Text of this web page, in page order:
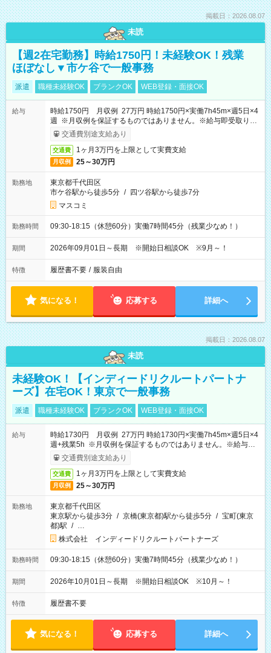
掲載日：2026.08.07
未読
【週2在宅勤務】時給1750円！未経験OK！残業
ほぼなし▼市ケ谷で一般事務
派遣 職種未経験OK ブランクOK WEB登録・面接OK
給与
時給1750円 月収例 27万円 時給1750円×実働7h45m×週5日×4
週 ※月収例を保証するものではありません。※給与即受取りサ
ービス利用可（利用条件有）
交通費別途支給あり
交通費 1ヶ月3万円を上限として実費支給
月収例 25～30万円
勤務地
東京都千代田区
市ケ谷駅から徒歩5分 / 四ツ谷駅から徒歩7分
マスコミ
勤務時間 09:30-18:15（休憩60分）実働7時間45分（残業少なめ！）
期間 2026年09月01日～長期 ※開始日相談OK ※9月～！
特徴 履歴書不要 / 服装自由
気になる！ 応募する 詳細へ
掲載日：2026.08.07
未読
未経験OK！【インディードリクルートパートナ
ーズ】在宅OK！東京で一般事務
派遣 職種未経験OK ブランクOK WEB登録・面接OK
給与
時給1730円 月収例 27万円 時給1730円×実働7h45m×週5日×4
週+残業5h ※月収例を保証するものではありません。※給与即
受取りサービス利用可（利用条件有）
交通費別途支給あり
交通費 1ヶ月3万円を上限として実費支給
月収例 25～30万円
勤務地
東京都千代田区
東京駅から徒歩3分 / 京橋(東京都)駅から徒歩5分 / 宝町(東京
都)駅 / …
株式会社 インディードリクルートパートナーズ
勤務時間 09:30-18:15（休憩60分）実働7時間45分（残業少なめ！）
期間 2026年10月01日～長期 ※開始日相談OK ※10月～！
特徴 履歴書不要
気になる！ 応募する 詳細へ